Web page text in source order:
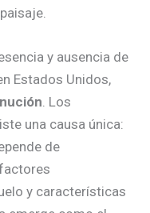
y ausencia de
Estados Unidos,
. Los
una causa única:
de
y características